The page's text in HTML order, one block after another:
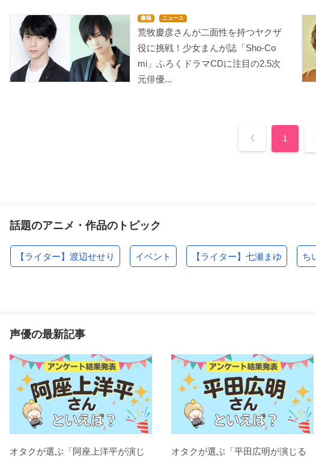
書籍 ニュース
荒牧慶彦さんが二面性を持つヤクザ
役に挑戦！少女まんが誌「Sho-Co
mi」ふろくドラマCDに注目の2.5次
元俳優...
1
話題のアニメ・作品のトピック
【ライター】渡辺せせり イベント 【ライター】七瀬まゆ ち
声優の最新記事
オタクが選ぶ「阿座上洋平が演じ オタクが選ぶ「平田広明が演じる